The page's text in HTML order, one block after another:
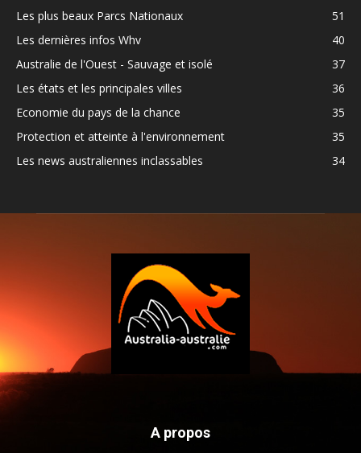
Les plus beaux Parcs Nationaux
51
Les dernières infos Whv
40
Australie de l'Ouest - Sauvage et isolé
37
Les états et les principales villes
36
Economie du pays de la chance
35
Protection et atteinte à l'environnement
35
Les news australiennes inclassables
34
A propos